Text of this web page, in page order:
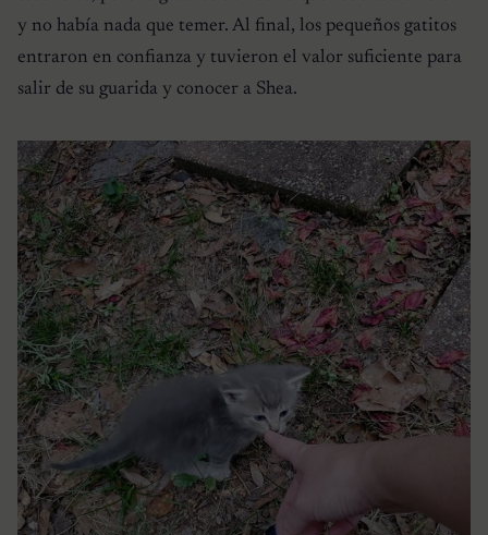
y no había nada que temer. Al final, los pequeños gatitos
entraron en confianza y tuvieron el valor suficiente para
salir de su guarida y conocer a Shea.